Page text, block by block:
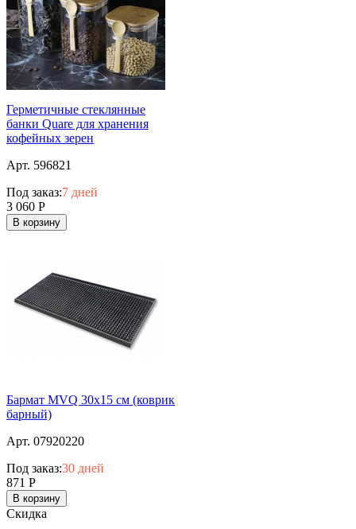
Герметичные стеклянные
банки Quare для хранения
кофейных зерен
Арт. 596821
Под заказ:7 дней
3 060 Р
В корзину
Бармат MVQ 30х15 см (коврик
барный)
Арт. 07920220
Под заказ:30 дней
871 Р
В корзину
Скидка